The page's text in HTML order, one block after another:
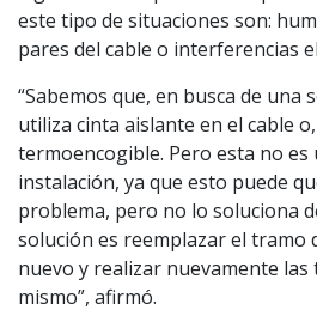
este tipo de situaciones son:
pares del cable o interferencias
“Sabemos que, en busca de una
utiliza cinta aislante en el cable
termoencogible. Pero esta no es
instalación, ya que esto puede
problema, pero no lo soluciona
solución es reemplazar el tramo
nuevo y realizar nuevamente las
mismo”, afirmó.